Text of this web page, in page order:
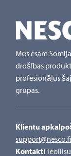
Mēs esam
drošības
profesionāļus
grupas.
Klientu
support@nesco.fi
Kontakti